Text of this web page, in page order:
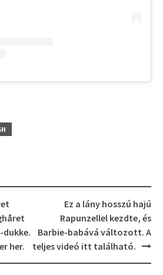
dukke.
her.
Ez a lány hosszú hajú
Rapunzellel kezdte, és
Barbie-babává változott. A
teljes videó itt található.